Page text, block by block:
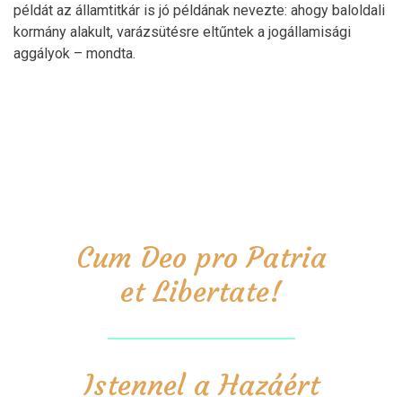
példát az államtitkár is jó példának nevezte: ahogy baloldali
kormány alakult, varázsütésre eltűntek a jogállamisági
aggályok – mondta.
Cum Deo pro Patria
et Libertate!
Istennel a Hazáért